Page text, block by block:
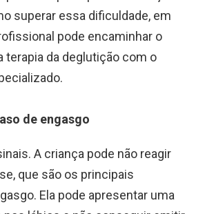
superar essa dificuldade, em
pode encaminhar o
terapia da deglutição com o
de engasgo
A criança pode não reagir
que são os principais
Ela pode apresentar uma